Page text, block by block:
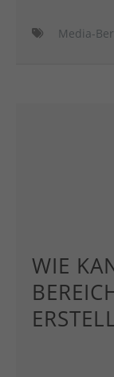
Media-
WIE